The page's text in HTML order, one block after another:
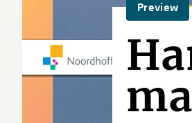
Preview